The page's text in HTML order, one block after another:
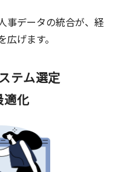
事データの統合が、経
げます。
テム選定
適化